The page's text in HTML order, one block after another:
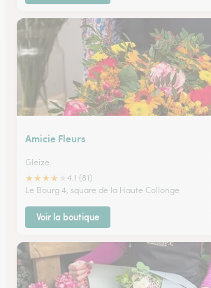
Amicie Fleurs
Gleize
★★★★
4.1 (81)
Le Bourg 4, square de la Haute Collonge
Voir la boutique